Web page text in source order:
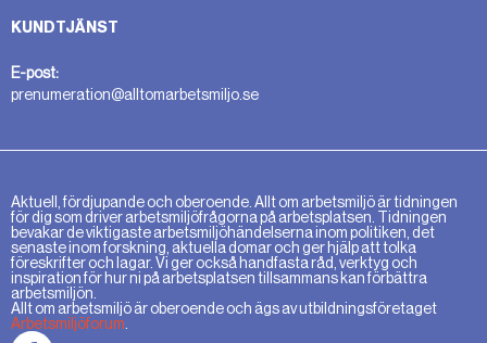
KUNDTJÄNST
E-post:
prenumeration@alltomarbetsmiljo.se
Aktuell, fördjupande och oberoende. Allt om arbetsmiljö är tidningen
för dig som driver arbetsmiljöfrågorna på arbetsplatsen. Tidningen
bevakar de viktigaste arbetsmiljöhändelserna inom politiken, det
senaste inom forskning, aktuella domar och ger hjälp att tolka
föreskrifter och lagar. Vi ger också handfasta råd, verktyg och
inspiration för hur ni på arbetsplatsen tillsammans kan förbättra
arbetsmiljön.
Allt om arbetsmiljö är oberoende och ägs av utbildningsföretaget
Arbetsmiljöforum